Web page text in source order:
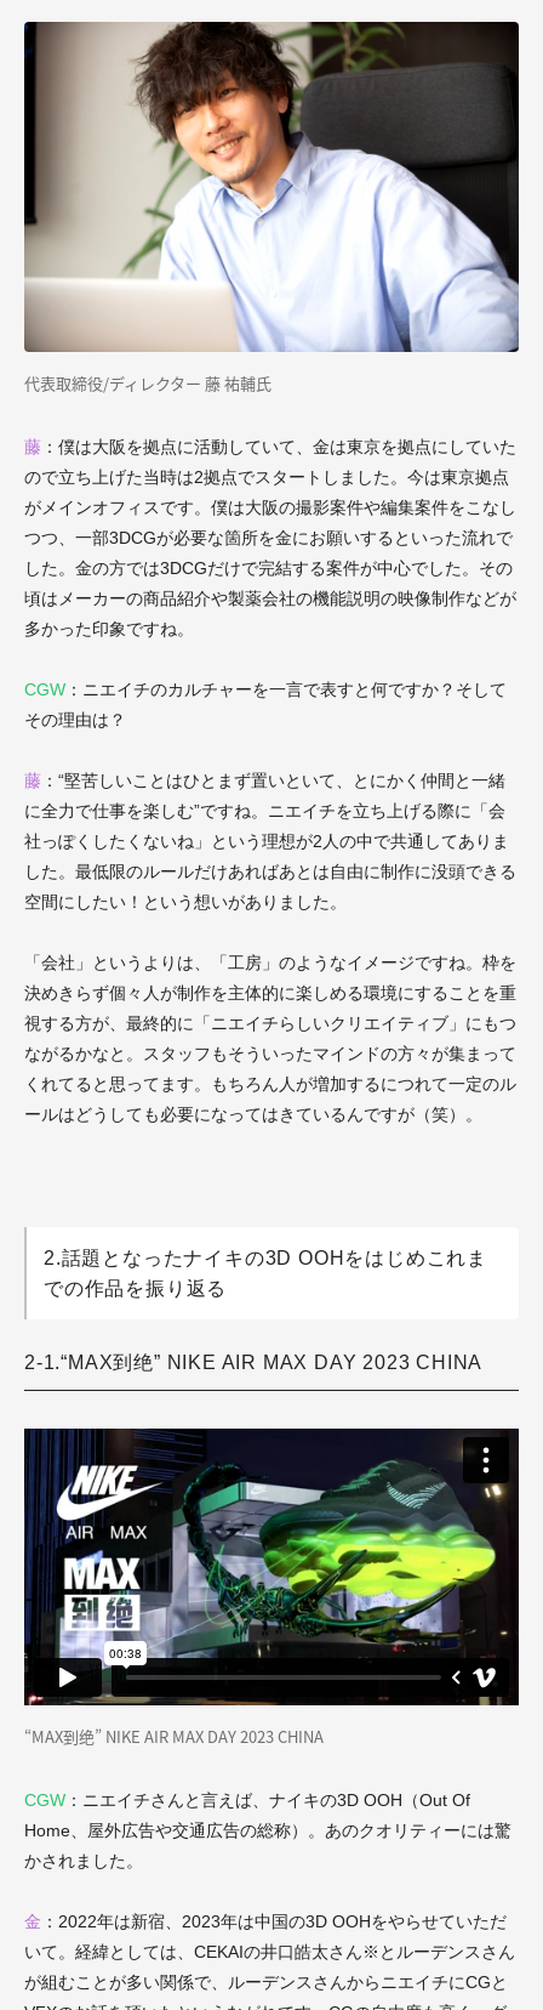
代表取締役/ディレクター 藤 祐輔氏
藤 ：僕は大阪を拠点に活動していて、金は東京を拠点にしていた
ので立ち上げた当時は2拠点でスタートしました。今は東京拠点
がメインオフィスです。僕は大阪の撮影案件や編集案件をこなし
つつ、一部3DCGが必要な箇所を金にお願いするといった流れで
した。金の方では3DCGだけで完結する案件が中心でした。その
頃はメーカーの商品紹介や製薬会社の機能説明の映像制作などが
多かった印象ですね。
CGW ：ニエイチのカルチャーを一言で表すと何ですか？そして
その理由は？
藤 ：“堅苦しいことはひとまず置いといて、とにかく仲間と一緒
に全力で仕事を楽しむ”ですね。 ニエイチを立ち上げる際に「会
社っぽくしたくないね」という理想が2人の中で共通してありま
した。最低限のルールだけあればあとは自由に制作に没頭できる
空間にしたい！という想いがありました。
「会社」というよりは、
「工房」のようなイメージですね。枠を
決めきらず個々人が制作を主体的に楽しめる環境にすることを重
視する方が、 最終的に「ニエイチらしいクリエイティブ」にもつ
ながるかなと。スタッフもそういったマインドの方々が集まって
くれてると思ってます。もちろん人が増加するにつれて一定のル
ールはどうしても必要になってはきているんですが（笑）。
2.話題となったナイキの3D OOHをはじめこれま
での作品を振り返る
2-1.“MAX到绝” NIKE AIR MAX DAY 2023 CHINA
“MAX到绝” NIKE AIR MAX DAY 2023 CHINA
CGW ：ニエイチさんと言えば、ナイキの3D OOH（Out Of
Home、屋外広告や交通広告の総称）。あのクオリティーには驚
かされました。
金 ：2022年は新宿、2023年は中国の3D OOHをやらせていただ
いて。経緯としては、CEKAIの井口皓太さん※とルーデンスさん
が組むことが多い関係で、ルーデンスさんからニエイチにCGと